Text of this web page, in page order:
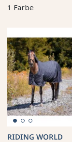
1 Farbe
RIDING WORLD